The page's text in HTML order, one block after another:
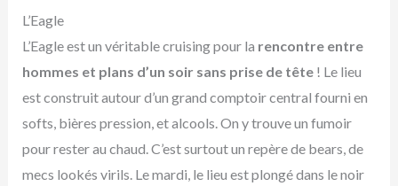
L’Eagle
L’Eagle est un véritable cruising pour la rencontre entre
hommes et plans d’un soir sans prise de tête! Le lieu
est construit autour d’un grand comptoir central fourni en
softs, bières pression, et alcools. On y trouve un fumoir
pour rester au chaud. C’est surtout un repère de bears, de
mecs lookés virils. Le mardi, le lieu est plongé dans le noir